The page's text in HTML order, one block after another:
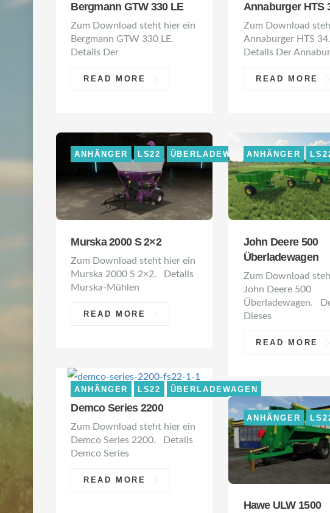
Bergmann GTW 330 LE
Zum Download steht hier ein
Bergmann GTW 330 LE.
Details Der
READ MORE
Annaburger HTS
Zum Download
Annaburger HTS
Details Der
READ MORE
Murska 2000 S 2×2
ANHÄNGER LS22 ÜBERLADEWAGEN
Zum Download steht hier ein
Murska 2000 S 2×2. Details
Murska-Mühlen
READ MORE
John Deere 500
Überladewagen
ANHÄNGER
Zum Download
John Deere 500
Überladewagen.
Dieses
READ MORE
Demco Series 2200
ANHÄNGER LS22 ÜBERLADEWAGEN
Zum Download steht hier ein
Demco Series 2200. Details
Demco Series
READ MORE
Hawe ULW 1500
ANHÄNGER